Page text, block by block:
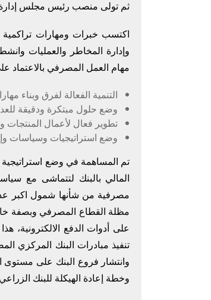
ثم تولى منصب رئيس مجلس إدارة
اكتسب خبرات ومهارات تراكمية
وإدارة المخاطر والعمليات
مهام العمل المصرفي بالاعتماد
التنمية الفعالة لفرق وبناء
وضع حلول مبتكرة ودقيقة
تطوير فعال لأعمال المنتجات
وضع استراتيجيات وسياسات
تم المساهمة في وضع استراتيجية
المالي بالبنك لتتماشى مع
مصرفية من شأنها شمول اكبر
مظلة القطاع المصرفي وبصفة
على أدوات الدفع الالكترونية،
تنفيذ مبادرات البنك المركزي
وانتشار فروع البنك على مستوى
وخطة إعادة الهيكلة للبنك